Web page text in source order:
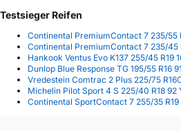
Testsieger Reifen
Continental PremiumContact 7 235/55
Continental PremiumContact 7 235/45
Hankook Ventus Evo K137 255/45 R19
Dunlop Blue Response TG 195/55 R16
Vredestein Comtrac 2 Plus 225/75
Michelin Pilot Sport 4 S 225/40 R18 92
Continental SportContact 7 255/35